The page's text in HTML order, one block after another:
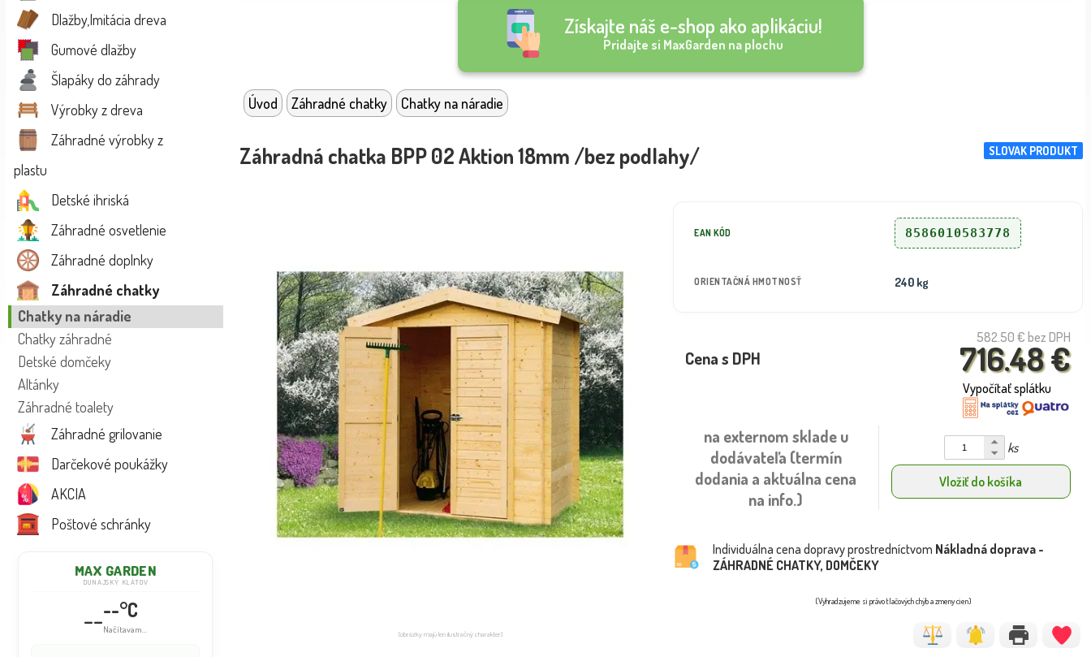
Dlažby,Imitácia dreva
Gumové dlažby
Šlapáky do záhrady
Výrobky z dreva
Záhradné výrobky z
plastu
Detské ihriská
Záhradné osvetlenie
Záhradné doplnky
Záhradné chatky
Chatky na náradie
Chatky záhradné
Detské domčeky
Altánky
Záhradné toalety
Záhradné grilovanie
Darčekové poukážky
AKCIA
Poštové schránky
MAX GARDEN
DUNAJSKÝ KLÁTOV
----°C
Načítavam...
Získajte náš e-shop ako aplikáciu!
Pridajte si MaxGarden na plochu
Úvod Záhradné chatky Chatky na náradie
SLOVAK PRODUKT
Záhradná chatka BPP 02 Aktion 18mm /bez podlahy/
(obrázky majú len ilustračný charakter)
EAN KÓD 8586010583778
ORIENTAČNÁ HMOTNOSŤ 240 kg
582.50 € bez DPH
716.48 €
Cena s DPH
Vypočítať splátku
na externom sklade u
dodávateľa (termín
dodania a aktuálna cena
na info.)
ks
Vložiť do košíka
Individuálna cena dopravy prostredníctvom Nákladná doprava -
ZÁHRADNÉ CHATKY, DOMČEKY
(Vyhradzujeme si právo tlačových chýb a zmeny cien)